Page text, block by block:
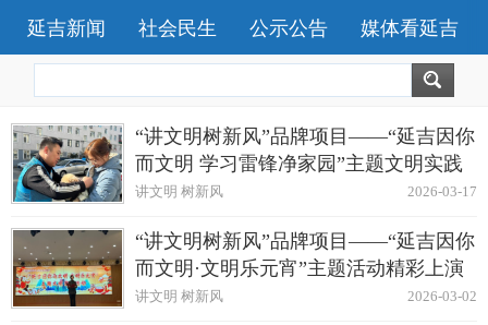
延吉新闻 社会民生 公示公告 媒体看延吉
“讲文明树新风”品牌项目——“延吉因你
而文明 学习雷锋净家园”主题文明实践
活动启动
2026-03-17
讲文明 树新风
“讲文明树新风”品牌项目——“延吉因你
而文明·文明乐元宵”主题活动精彩上演
2026-03-02
讲文明 树新风